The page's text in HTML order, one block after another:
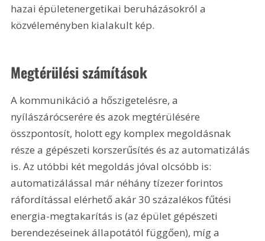
hazai épületenergetikai beruházásokról a
közvéleményben kialakult kép.
Megtérülési számítások
A kommunikáció a hőszigetelésre, a
nyílászárócserére és azok megtérülésére
összpontosít, holott egy komplex megoldásnak
része a gépészeti korszerűsítés és az automatizálás
is. Az utóbbi két megoldás jóval olcsóbb is:
automatizálással már néhány tízezer forintos
ráfordítással elérhető akár 30 százalékos fűtési
energia-megtakarítás is (az épület gépészeti
berendezéseinek állapotától függően), míg a